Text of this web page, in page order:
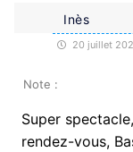
Inès
20 juillet
Note :
Super
rendez-vous,